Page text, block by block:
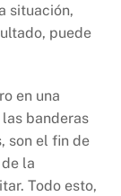
situación,
puede
en una
banderas
son el fin de
la
Todo esto,